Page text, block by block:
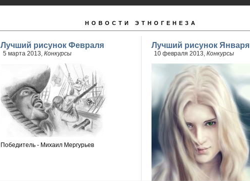
НОВОСТИ ЭТНОГЕНЕЗА
Лучший рисунок Февраля
5 марта 2013, Конкурсы
Победитель - Михаил Мергурьев
Лучший рисунок Января
10 февраля 2013, Конкурсы